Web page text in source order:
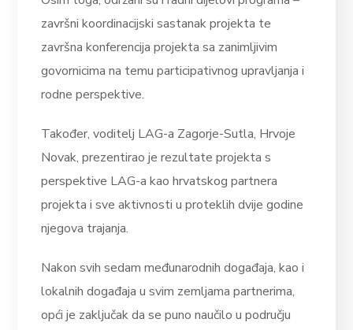
završni koordinacijski sastanak projekta te
završna konferencija projekta sa zanimljivim
govornicima na temu participativnog upravljanja i
rodne perspektive.
Također, voditelj LAG-a Zagorje-Sutla, Hrvoje
Novak, prezentirao je rezultate projekta s
perspektive LAG-a kao hrvatskog partnera
projekta i sve aktivnosti u proteklih dvije godine
njegova trajanja.
Nakon svih sedam međunarodnih događaja, kao i
lokalnih događaja u svim zemljama partnerima,
opći je zaključak da se puno naučilo u području